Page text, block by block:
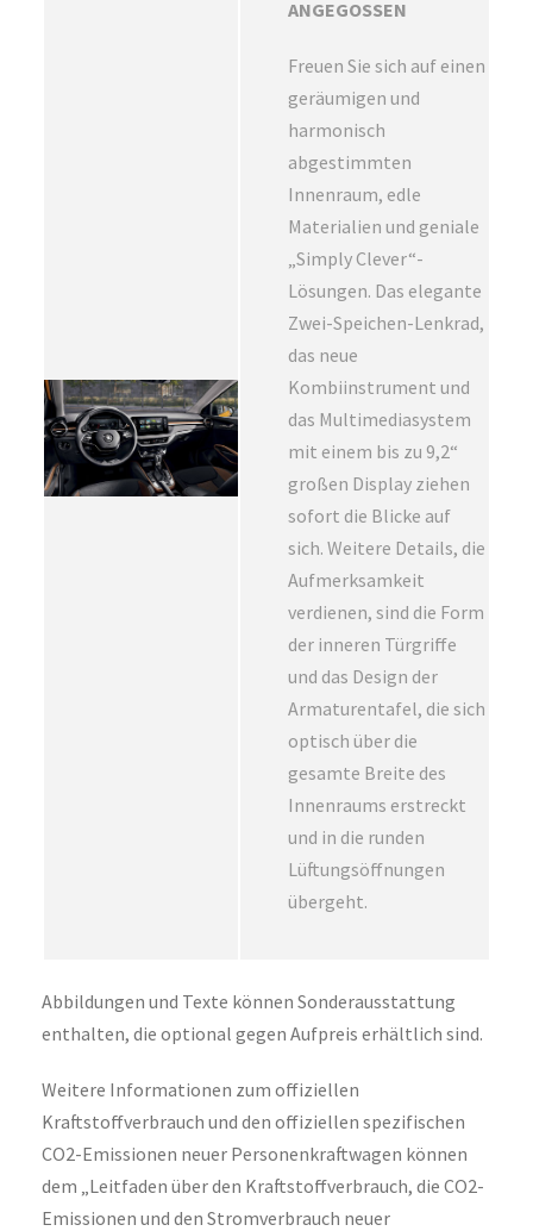
ANGEGOSSEN
Freuen Sie sich auf einen
geräumigen und
harmonisch
abgestimmten
Innenraum, edle
Materialien und geniale
„Simply Clever“-
Lösungen. Das elegante
Zwei-Speichen-Lenkrad,
das neue
Kombiinstrument und
das Multimediasystem
mit einem bis zu 9,2“
großen Display ziehen
sofort die Blicke auf
sich. Weitere Details, die
Aufmerksamkeit
verdienen, sind die Form
der inneren Türgriffe
und das Design der
Armaturentafel, die sich
optisch über die
gesamte Breite des
Innenraums erstreckt
und in die runden
Lüftungsöffnungen
übergeht.
Abbildungen und Texte können Sonderausstattung
enthalten, die optional gegen Aufpreis erhältlich sind.
Weitere Informationen zum offiziellen
Kraftstoffverbrauch und den offiziellen spezifischen
CO2-Emissionen neuer Personenkraftwagen können
dem „Leitfaden über den Kraftstoffverbrauch, die CO2-
Emissionen und den Stromverbrauch neuer